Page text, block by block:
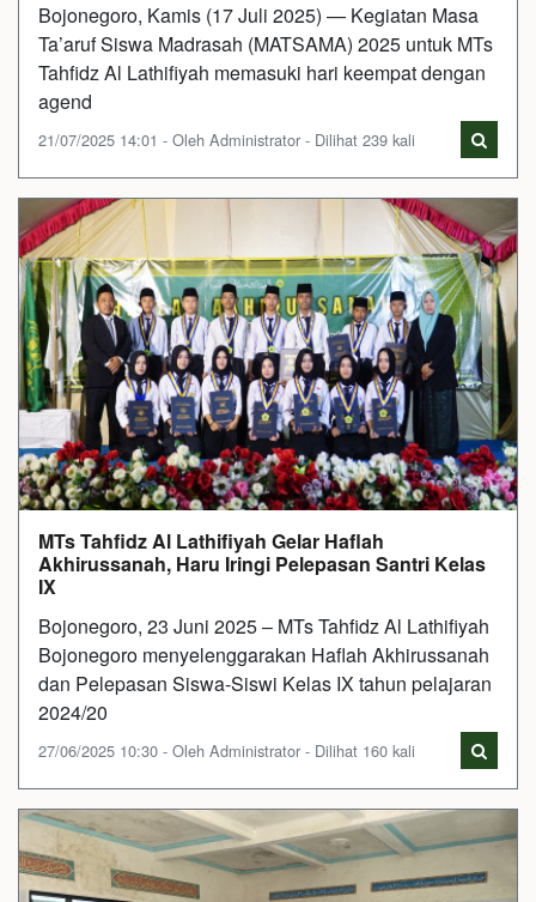
Bojonegoro, Kamis (17 Juli 2025) — Kegiatan Masa
Ta’aruf Siswa Madrasah (MATSAMA) 2025 untuk MTs
Tahfidz Al Lathifiyah memasuki hari keempat dengan
agend
21/07/2025 14:01 - Oleh Administrator - Dilihat 239 kali
MTs Tahfidz Al Lathifiyah Gelar Haflah
Akhirussanah, Haru Iringi Pelepasan Santri Kelas
IX
Bojonegoro, 23 Juni 2025 – MTs Tahfidz Al Lathifiyah
Bojonegoro menyelenggarakan Haflah Akhirussanah
dan Pelepasan Siswa-Siswi Kelas IX tahun pelajaran
2024/20
27/06/2025 10:30 - Oleh Administrator - Dilihat 160 kali